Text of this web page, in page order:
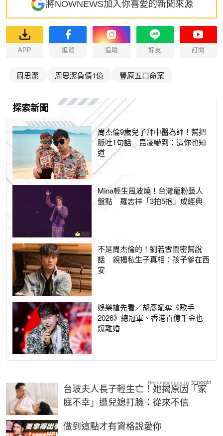
將NOWNEWS加入你喜愛的新聞來源
APP 追蹤 追蹤 好友 訂閱
周思潔 周思潔負債1億 豐原五口命案
探索新聞
周杰倫9歲兒子拜中醫為師！幫把
脈吐1句話 昆凌嚇到：這你也知
道
Mina輕生風波燒！台灣寵粉藝人
盤點 羅志祥「3拍5抱」成經典
不是周杰倫的！劉若雪閨密幫說
話 親揭私生子真相：孩子爹在西
安
娛樂搶先看／胡彥斌奪《歌手
2026》總冠軍、香港百億千金也
爆離婚
台玻夫人長子輕生亡！她揭原因「家
庭不幸」遭兒媳打臉：從來不信
做到這點才有資格說愛你
PR
Recommended by